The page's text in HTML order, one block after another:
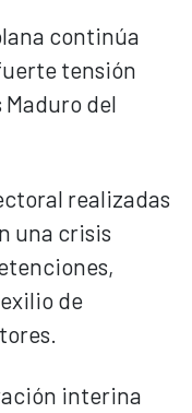
continúa
tensión
Maduro del
realizadas
una crisis
de
interina